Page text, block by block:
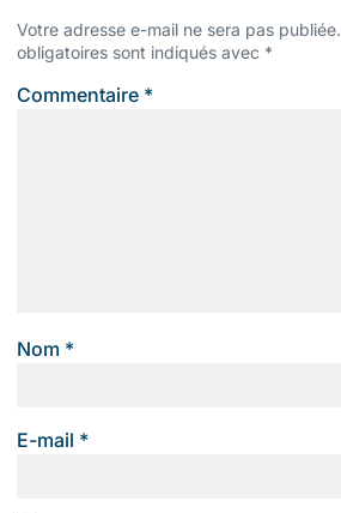
Votre adresse e-mail ne sera pas publiée.
obligatoires sont indiqués avec *
Commentaire *
Nom *
E-mail *